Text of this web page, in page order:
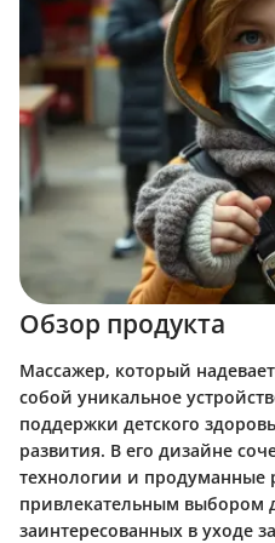
Обзор продукта
Массажер, который
собой уникальное
поддержки детского
развития. В его дизайне
технологии и продуманные
привлекательным выбором
заинтересованных в уходе